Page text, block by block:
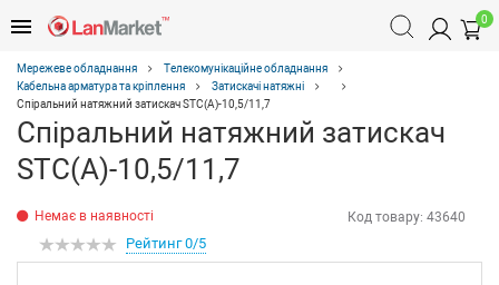
0
Мережеве обладнання
Телекомунікаційне обладнання
Кабельна арматура та кріплення
Затискачі натяжні
Спіральний натяжний затискач STC(А)-10,5/11,7
Спіральний натяжний затискач
STC(А)-10,5/11,7
Немає в наявності Код товару: 43640
Рейтинг 0/5